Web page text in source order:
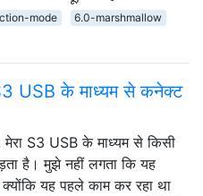
mode
6.0-marshmallow
USB के माध्यम से कनेक्ट
S3 USB के माध्यम से किसी
है। मुझे नहीं लगता कि यह
यह पहले काम कर रहा था